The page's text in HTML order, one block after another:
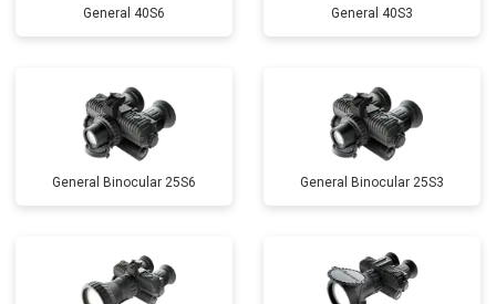
General 40S6 General 40S3
General Binocular 25S6 General Binocular 25S3